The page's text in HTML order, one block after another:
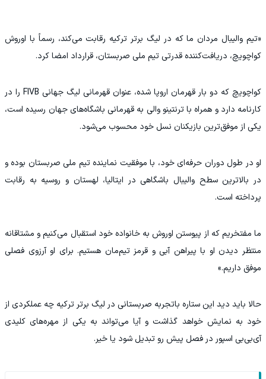
«تیم والیبال مردان ما که در لیگ برتر ترکیه رقابت می‌کند، رسماً با اوروش
کواچویچ، دریافت‌کننده قدرتی تیم ملی صربستان، قرارداد امضا کرد.
کواچویچ که دو بار قهرمان اروپا شده، عنوان قهرمانی لیگ جهانی FIVB را در
کارنامه دارد و همراه با ترنتینو والی به قهرمانی باشگاه‌های جهان رسیده است،
یکی از موفق‌ترین بازیکنان نسل خود محسوب می‌شود.
او در طول دوران حرفه‌ای خود، با موفقیت نماینده تیم ملی صربستان بوده و
در بالاترین سطح والیبال باشگاهی در ایتالیا، لهستان و روسیه به رقابت
پرداخته است.
ما مفتخریم که از پیوستن اوروش به خانواده خود استقبال می‌کنیم و مشتاقانه
منتظر دیدن او با پیراهن آبی و قرمز تیم‌مان هستیم. برای او آرزوی فصلی
موفق داریم.»
حالا باید دید این ستاره باتجربه صربستانی در لیگ برتر ترکیه چه عملکردی از
خود به نمایش خواهد گذاشت و آیا می‌تواند به یکی از مهره‌های کلیدی
آی‌بی‌بی اسپور در فصل پیش رو تبدیل شود یا خیر.